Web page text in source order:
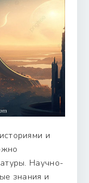
и
Научно-
знания и